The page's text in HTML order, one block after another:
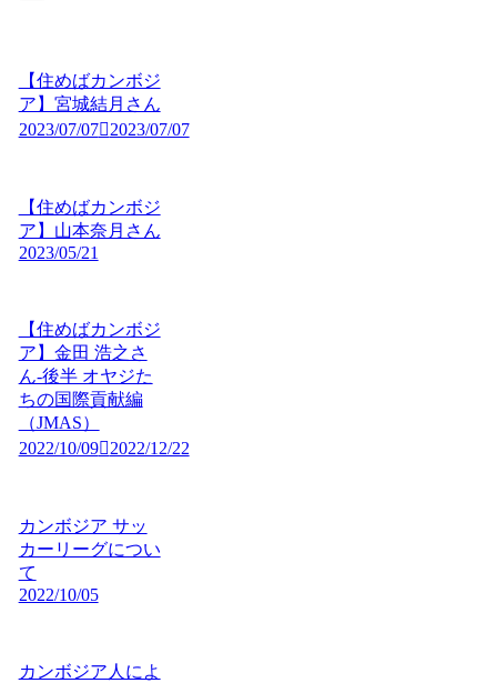
【住めばカンボジ
ア】宮城結月さん
2023/07/07
2023/07/07
【住めばカンボジ
ア】山本奈月さん
2023/05/21
【住めばカンボジ
ア】金田 浩之さ
ん-後半 オヤジた
ちの国際貢献編
（JMAS）
2022/10/09
2022/12/22
カンボジア サッ
カーリーグについ
て
2022/10/05
カンボジア人によ